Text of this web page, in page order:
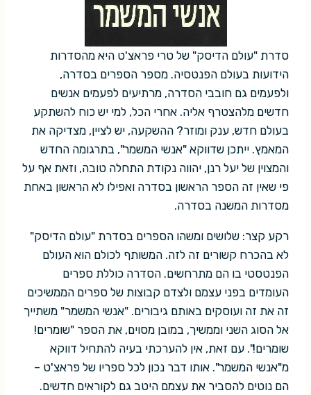
סדרת "עולם הדיסק" של טרי פראצ'ט היא מהסדרות
הידועות בעולם הפנטסיה. מספר הספרים בסדרה,
ולפעמים גם חובבי הסדרה, מרתיעים לפעמים אנשים
חדשים מלהצטרף אליה. אחרי הכל, למי יש כוח להשתקע
בעולם חדש, ענק ומוזר? ההשקעה, יש לציין, מצדיקה את
המאמץ. ייתכן שדווקא "אנשי המשמר", בתרגומה החדש
והמצוין של יעל רנן, יהווה נקודת התחלה טובה, וזאת אף על
פי שאין זה הספר הראשון בסדרה ואפילו לא הראשון באחת
מסדרות המשנה בסדרה.
רקע קצר: שלושים ומשהו הספרים בסדרת "עולם הדיסק"
לא בהכרח קשורים זה לזה. המשותף לכולם הוא העולם
הפנטסטי בו הם מתרחשים. הסדרה כוללת ספרים
העומדים בפני עצמם ולצדם קבוצות של ספרים הממשיכים
זה את זה ועוסקים באותם גיבורים. "אנשי המשמר" משתייך
אל הסוג השני וממשיך, במובן מסוים, את הספר "שומרים!
שומרים!". עם זאת, אין להערכתי בעיה להתחיל דווקא
מ"אנשי המשמר". אותו דבר נכון לכל ספריו של פראצ'ט –
הם נוטים להסביר את עצמם היטב גם לקוראים חדשים.